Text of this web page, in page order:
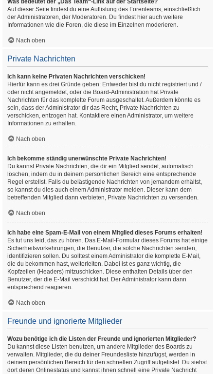
Was bedeutet der „Das Team“-Link auf der Startseite?
Auf dieser Seite findest du eine Auflistung des Forenteams, einschließlich
der Administratoren, der Moderatoren. Du findest hier auch weitere
Informationen wie die Foren, die diese im Einzelnen moderieren.
Nach oben
Private Nachrichten
Ich kann keine Privaten Nachrichten verschicken!
Hierfür kann es drei Gründe geben: Entweder bist du nicht registriert und /
oder nicht angemeldet, oder die Board-Administration hat Private
Nachrichten für das komplette Forum ausgeschaltet. Außerdem könnte es
sein, dass der Administrator dir das Recht, Private Nachrichten zu
verschicken, entzogen hat. Kontaktiere einen Administrator, um weitere
Informationen zu erhalten.
Nach oben
Ich bekomme ständig unerwünschte Private Nachrichten!
Du kannst Private Nachrichten, die dir ein Mitglied sendet, automatisch
löschen, indem du in deinem persönlichen Bereich eine entsprechende
Regel erstellst. Falls du belästigende Nachrichten von jemandem erhältst,
so kannst du dies auch einem Administrator melden. Dieser kann dem
betreffenden Mitglied dann verbieten, Private Nachrichten zu versenden.
Nach oben
Ich habe eine Spam-E-Mail von einem Mitglied dieses Forums erhalten!
Es tut uns leid, das zu hören. Das E-Mail-Formular dieses Forums hat einige
Sicherheitsvorkehrungen, die Benutzer, die solche Nachrichten senden,
identifizieren sollen. Du solltest einem Administrator die komplette E-Mail,
die du bekommen hast, weiterleiten. Dabei ist es ganz wichtig, die
Kopfzeilen (Headers) mitzuschicken. Diese enthalten Details über den
Benutzer, der die E-Mail verschickt hat. Der Administrator kann dann
entsprechend reagieren.
Nach oben
Freunde und ignorierte Mitglieder
Wozu benötige ich die Listen der Freunde und ignorierten Mitglieder?
Du kannst diese Listen benutzen, um andere Mitglieder des Boards zu
verwalten. Mitglieder, die du deiner Freundesliste hinzufügst, werden in
deinem persönlichen Bereich für den schnellen Zugriff aufgelistet. Du siehst
dort deren Onlinestatus und kannst ihnen schnell eine Private Nachricht